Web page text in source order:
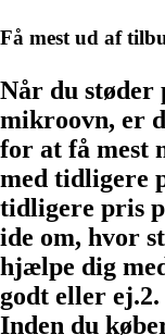
Få mest ud af
Når du støder
mikroovn, er
for at få mest
med tidligere
tidligere pris
ide om, hvor
hjælpe dig
godt eller
Inden du